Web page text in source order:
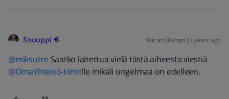
Snouppi Forum|Forum|3 years ago
@miksutre Saatko laitettua vielä tästä aiheesta viestiä
@OmaYhteisö-tiimi:lle mikäli ongelmaa on edelleen.